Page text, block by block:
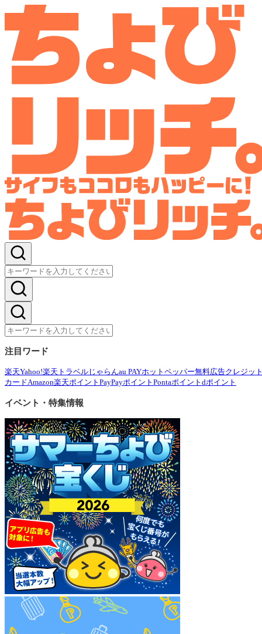
注目ワード
楽天Yahoo!楽天トラベル じゃらんau PAYホットペッパー無料広告クレジッ
カードAmazon楽天ポイント PayPayポイント Pontaポイント dポイント
イベント・特集情報